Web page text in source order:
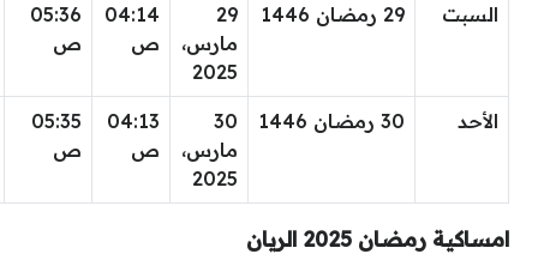
السبت 29 رمضان 1446
29
مارس،
2025
04:14
ص
05:36
ص
الأحد 30 رمضان 1446
30
مارس،
2025
04:13
ص
05:35
ص
امساكية رمضان 2025 الريان